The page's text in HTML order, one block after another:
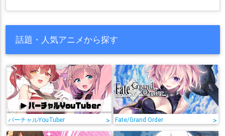
話題・人気アニメから探す
バーチャルYouTuber > Fate/Grand Order >